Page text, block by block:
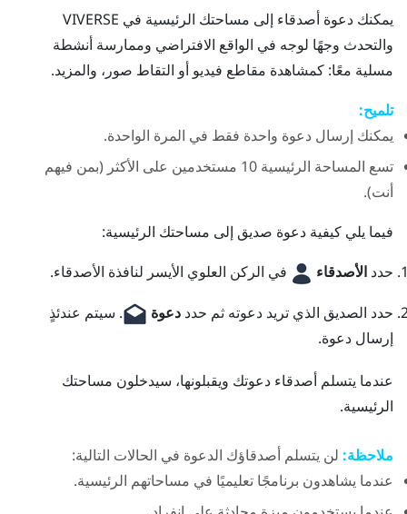
يمكنك دعوة أصدقاء إلى مساحتك الرئيسية في VIVERSE
والتحدث وجهًا لوجه في الواقع الافتراضي وممارسة أنشطة
مسلية معًا: كمشاهدة مقاطع فيديو أو التقاط صور، والمزيد.
تلميح:
يمكنك إرسال دعوة واحدة فقط في المرة الواحدة.
تسع المساحة الرئيسية 10 مستخدمين على الأكثر (بمن فيهم
أنت).
فيما يلي كيفية دعوة صديق إلى مساحتك الرئيسية:
حدد الأصدقاء في الركن العلوي الأيسر لنافذة الأصدقاء.
حدد الصديق الذي تريد دعوته ثم حدد دعوة . سيتم عندئذٍ
إرسال دعوة.
عندما يتسلم أصدقاء دعوتك ويقبلونها، سيدخلون مساحتك
الرئيسية.
ملاحظة: لن يتسلم أصدقاؤك الدعوة في الحالات التالية:
عندما يشاهدون برنامجًا تعليميًا في مساحاتهم الرئيسية.